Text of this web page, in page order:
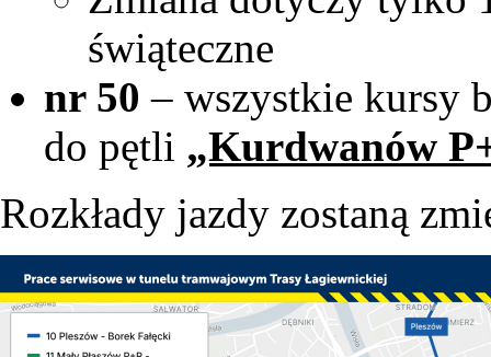
świąteczne
nr 50– wszystkie kursy
do pętli „Kurdwanów
Rozkłady jazdy zostaną